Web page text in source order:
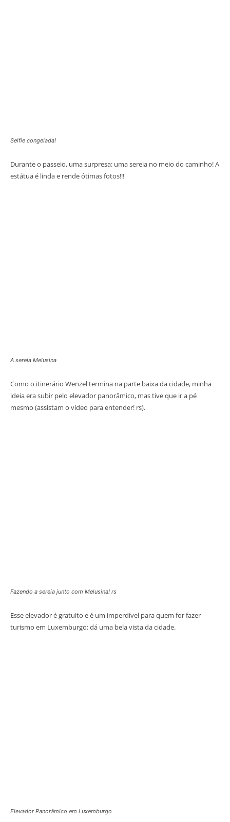
Selfie congelada!
Durante o passeio, uma surpresa: uma sereia no meio do caminho! A
estátua é linda e rende ótimas fotos!!!
A sereia Melusina
Como o itinerário Wenzel termina na parte baixa da cidade, minha
ideia era subir pelo elevador panorâmico, mas tive que ir a pé
mesmo (assistam o vídeo para entender! rs).
Fazendo a sereia junto com Melusina! rs
Esse elevador é gratuito e é um imperdível para quem for fazer
turismo em Luxemburgo: dá uma bela vista da cidade.
Elevador Panorâmico em Luxemburgo